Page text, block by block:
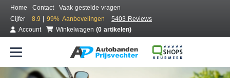
Home Contact
Vaak gestelde vragen
Cijfer
8.9 | 99% Aanbevelingen
5403 Reviews
Account
Winkelwagen (0 artikelen)